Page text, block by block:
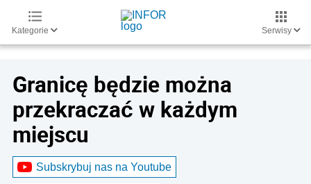
Kategorie Serwisy
Granicę będzie można
przekraczać w każdym
miejscu
Subskrybuj nas na Youtube